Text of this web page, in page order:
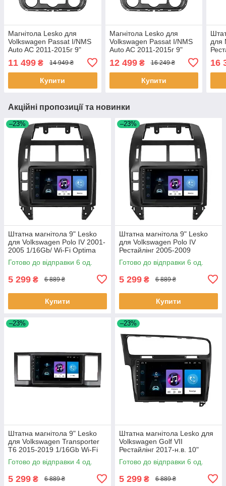
Магнітола Lesko для
Volkswagen Passat I/NMS
Auto AC 2011-2015г 9"
2/32Gb CarPlay 4G Wi-Fi
GPS Prime 5 шт.
11 499 ₴ 14 949 ₴
Купити
Магнітола Lesko для
Volkswagen Passat I/NMS
Auto AC 2011-2015г 9"
4/64Gb CarPlay 4G Wi-Fi
GPS Prime 5 шт.
12 499₴ 16 249 ₴
Купити
для
16
Акційні пропозиції та новинки
–23%
Штатна магнітола 9" Lesko
для Volkswagen Polo IV 2001-
2005 1/16Gb/ Wi-Fi Optima
Вольксваген 6 шт.
Готово до відправки 6 од.
5 299 ₴ 6 889 ₴
Купити
–23%
Штатна магнітола 9" Lesko
для Volkswagen Polo IV
Рестайлінг 2005-2009
1/16Gb/ Wi-Fi Optima
Вольксваген 6шт
Готово до відправки 6 од.
5 299 ₴ 6 889 ₴
Купити
–23%
Штатна магнітола 9" Lesko
для Volkswagen Transporter
T6 2015-2019 1/16Gb Wi-Fi
GPS Base Вольксваген 4 шт.
Готово до відправки 4 од.
5 299 ₴ 6 889 ₴
–23%
Штатна магнітола Lesko для
Volkswagen Golf VII
Рестайлінг 2017-н.в. 10"
1/16Gb Wi-Fi GPS Base 6шт
Готово до відправки 6 од.
5 299 ₴ 6 889 ₴